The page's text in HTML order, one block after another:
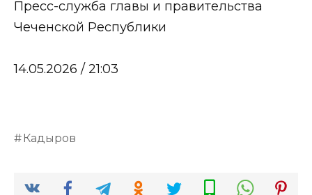
Пресс-служба главы и правительства
Чеченской Республики
14.05.2026 / 21:03
Кадыров